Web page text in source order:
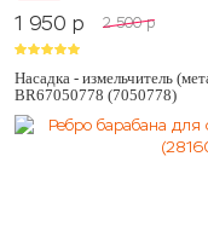
1 950 p 2 500 p
Насадка - измельчитель
BR67050778 (7050778)